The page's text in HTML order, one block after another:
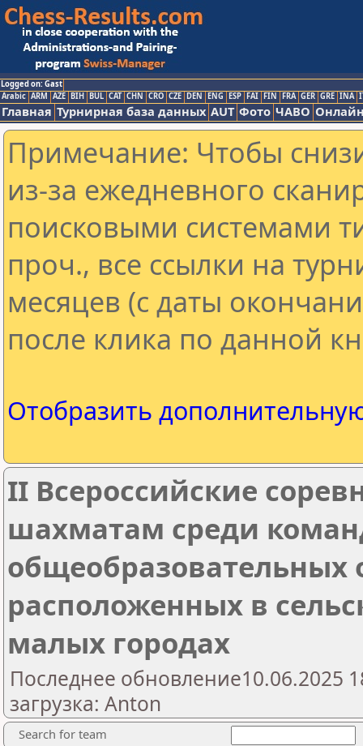
Logged on: Gast
Arabic ARM AZE BIH BUL CAT CHN CRO CZE DEN ENG ESP FAI FIN FRA GER GRE INA
Главная Турнирная база данных AUT Фото ЧАВО
Примечание: Чтобы
из-за ежедневного
поисковыми системами
проч., все ссылки на
месяцев (с даты
после клика по данной
Отобразить
II Всероссийские
шахматам среди
общеобразовательных
расположенных в
малых городах
Последнее обновление10.06.2025
загрузка: Anton
Search for team